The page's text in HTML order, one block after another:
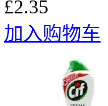
£2.35
加入购物车